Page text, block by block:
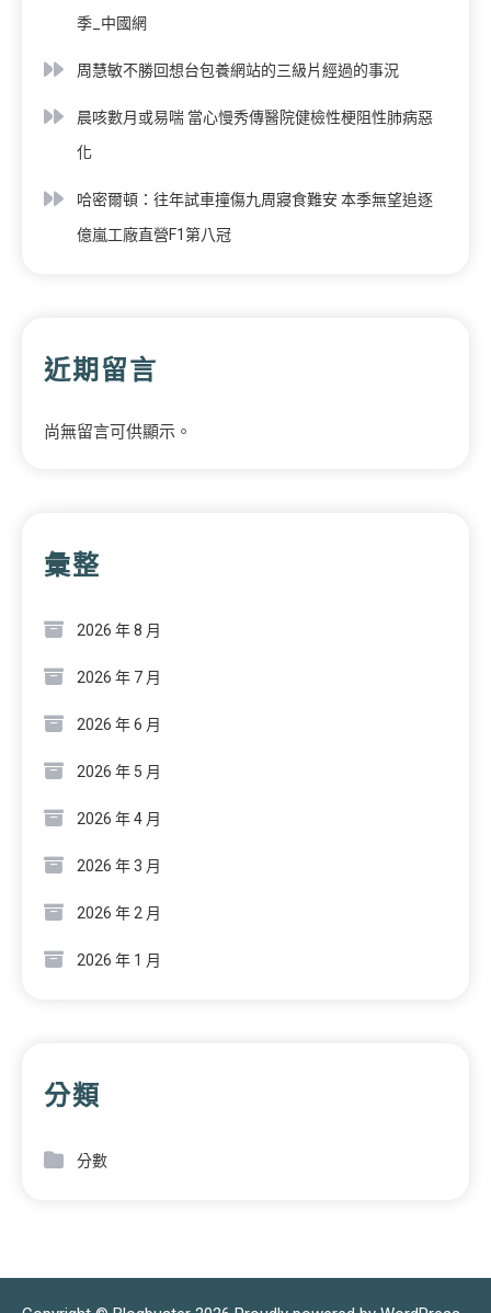
季_中國網
周慧敏不勝回想台包養網站的三級片經過的事況
晨咳數月或易喘 當心慢秀傳醫院健檢性梗阻性肺病惡
化
哈密爾頓：往年試車撞傷九周寢食難安 本季無望追逐
億嵐工廠直營F1第八冠
近期留言
尚無留言可供顯示。
彙整
2026 年 8 月
2026 年 7 月
2026 年 6 月
2026 年 5 月
2026 年 4 月
2026 年 3 月
2026 年 2 月
2026 年 1 月
分類
分數